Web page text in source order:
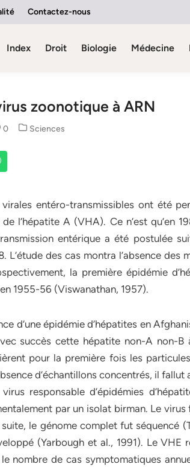
Contactez-nous
Index Droit Biologie Médecine
zoonotique à ARN
0
Posted
Sciences
virales entéro-transmissibles ont été
l’hépatite A (VHA). Ce n’est qu’en
entérique a été postulée
L’étude des cas montra l’absence des
la première épidémie
1955-56 (Viswanathan, 1957).
d’une épidémie d’hépatites en
succès cette hépatite non-A non-
pour la première fois les
d’échantillons concentrés, il
responsable d’épidémies
par un isolat birman. Le
le génome complet fut séquencé
(Yarbough et al., 1991). Le VHE
nombre de cas symptomatiques